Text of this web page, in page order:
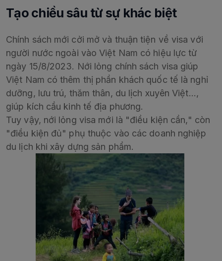
Tạo chiều sâu từ sự khác biệt
Chính sách mới cởi mở và thuận tiện về visa với
người nước ngoài vào Việt Nam có hiệu lực từ
ngày 15/8/2023. Nới lỏng chính sách visa giúp
Việt Nam có thêm thị phần khách quốc tế là nghỉ
dưỡng, lưu trú, thăm thân, du lịch xuyên Việt…,
giúp kích cầu kinh tế địa phương.
Tuy vậy, nới lỏng visa mới là "điều kiện cần," còn
"điều kiện đủ" phụ thuộc vào các doanh nghiệp
du lịch khi xây dựng sản phẩm.